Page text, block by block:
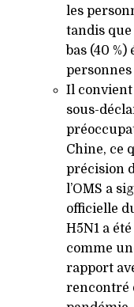
les
tandis
bas (40
personnes
Il convient
sous-
Chine, ce
précision
l’OMS a
officielle
H5N1 a
comme
rapport
rencontré